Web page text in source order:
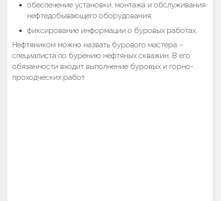
обеспечение установки, монтажа и обслуживания
нефтедобывающего оборудования;
фиксирование информации о буровых работах.
Нефтяником можно назвать бурового мастера –
специалиста по бурению нефтяных скважин. В его
обязанности входит выполнение буровых и горно-
проходческих работ.